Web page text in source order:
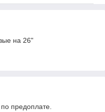
на 26"
предоплате.